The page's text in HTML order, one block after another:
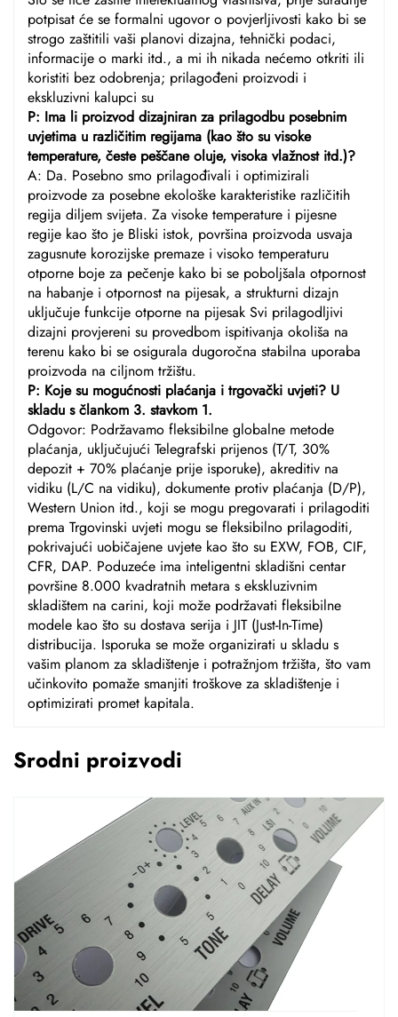
potpisat će se formalni ugovor o povjerljivosti kako bi se
strogo zaštitili vaši planovi dizajna, tehnički podaci,
informacije o marki itd., a mi ih nikada nećemo otkriti ili
koristiti bez odobrenja; prilagođeni proizvodi i
ekskluzivni kalupci su
P: Ima li proizvod dizajniran za prilagodbu posebnim
uvjetima u različitim regijama (kao što su visoke
temperature, česte peščane oluje, visoka vlažnost itd.)?
A: Da. Posebno smo prilagođivali i optimizirali
proizvode za posebne ekološke karakteristike različitih
regija diljem svijeta. Za visoke temperature i pijesne
regije kao što je Bliski istok, površina proizvoda usvaja
zagusnute korozijske premaze i visoko temperaturu
otporne boje za pečenje kako bi se poboljšala otpornost
na habanje i otpornost na pijesak, a strukturni dizajn
uključuje funkcije otporne na pijesak Svi prilagodljivi
dizajni provjereni su provedbom ispitivanja okoliša na
terenu kako bi se osigurala dugoročna stabilna uporaba
proizvoda na ciljnom tržištu.
P: Koje su mogućnosti plaćanja i trgovački uvjeti? U
skladu s člankom 3. stavkom 1.
Odgovor: Podržavamo fleksibilne globalne metode
plaćanja, uključujući Telegrafski prijenos (T/T, 30%
depozit + 70% plaćanje prije isporuke), akreditiv na
vidiku (L/C na vidiku), dokumente protiv plaćanja (D/P),
Western Union itd., koji se mogu pregovarati i prilagoditi
prema Trgovinski uvjeti mogu se fleksibilno prilagoditi,
pokrivajući uobičajene uvjete kao što su EXW, FOB, CIF,
CFR, DAP. Poduzeće ima inteligentni skladišni centar
površine 8.000 kvadratnih metara s ekskluzivnim
skladištem na carini, koji može podržavati fleksibilne
modele kao što su dostava serija i JIT (Just-In-Time)
distribucija. Isporuka se može organizirati u skladu s
vašim planom za skladištenje i potražnjom tržišta, što vam
učinkovito pomaže smanjiti troškove za skladištenje i
optimizirati promet kapitala.
Srodni proizvodi